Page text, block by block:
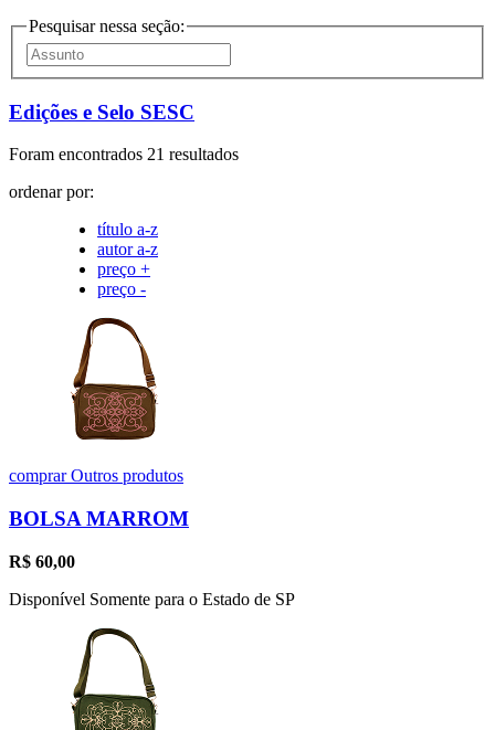
Pesquisar nessa seção:
Edições e Selo SESC
Foram encontrados 21 resultados
ordenar por:
título a-z
autor a-z
preço +
preço -
comprarOutros produtos
BOLSA MARROM
R$ 60,00
Disponível Somente para o Estado de SP